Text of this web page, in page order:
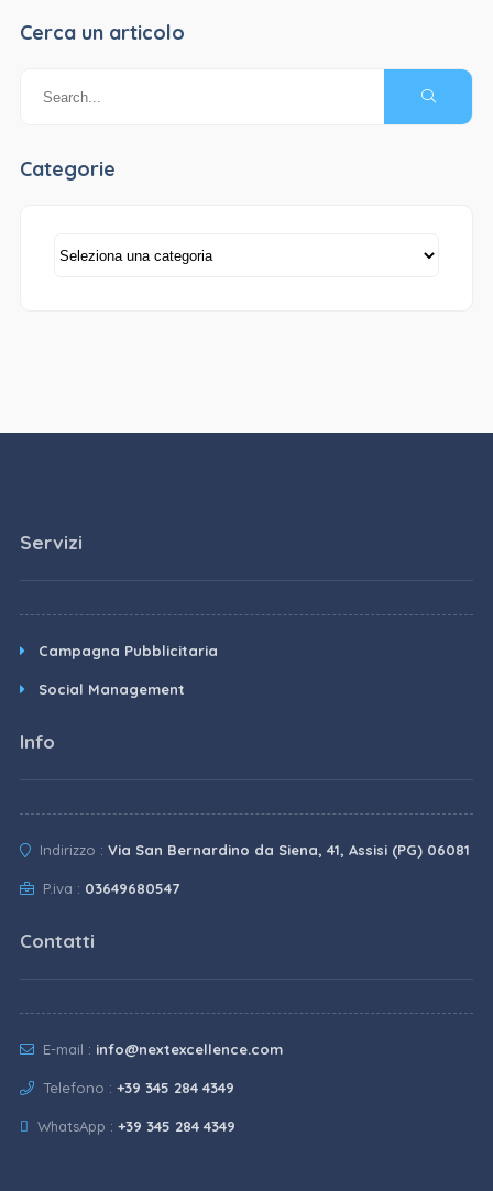
Cerca un articolo
Categorie
Servizi
Campagna Pubblicitaria
Social Management
Info
Indirizzo : Via San Bernardino da Siena, 41, Assisi (PG) 06081
P.iva : 03649680547
Contatti
E-mail : info@nextexcellence.com
Telefono : +39 345 284 4349
WhatsApp : +39 345 284 4349